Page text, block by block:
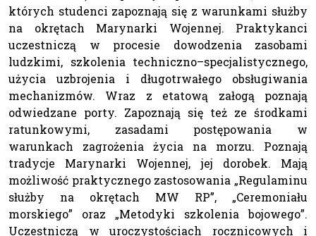
których studenci zapoznają się z warunkami służby
na okrętach Marynarki Wojennej. Praktykanci
uczestniczą w procesie dowodzenia zasobami
ludzkimi, szkolenia techniczno–specjalistycznego,
użycia uzbrojenia i długotrwałego obsługiwania
mechanizmów. Wraz z etatową załogą poznają
odwiedzane porty. Zapoznają się też ze środkami
ratunkowymi, zasadami postępowania w
warunkach zagrożenia życia na morzu. Poznają
tradycje Marynarki Wojennej, jej dorobek. Mają
możliwość praktycznego zastosowania „Regulaminu
służby na okrętach MW RP”, „Ceremoniału
morskiego” oraz „Metodyki szkolenia bojowego”.
Uczestniczą w uroczystościach rocznicowych i